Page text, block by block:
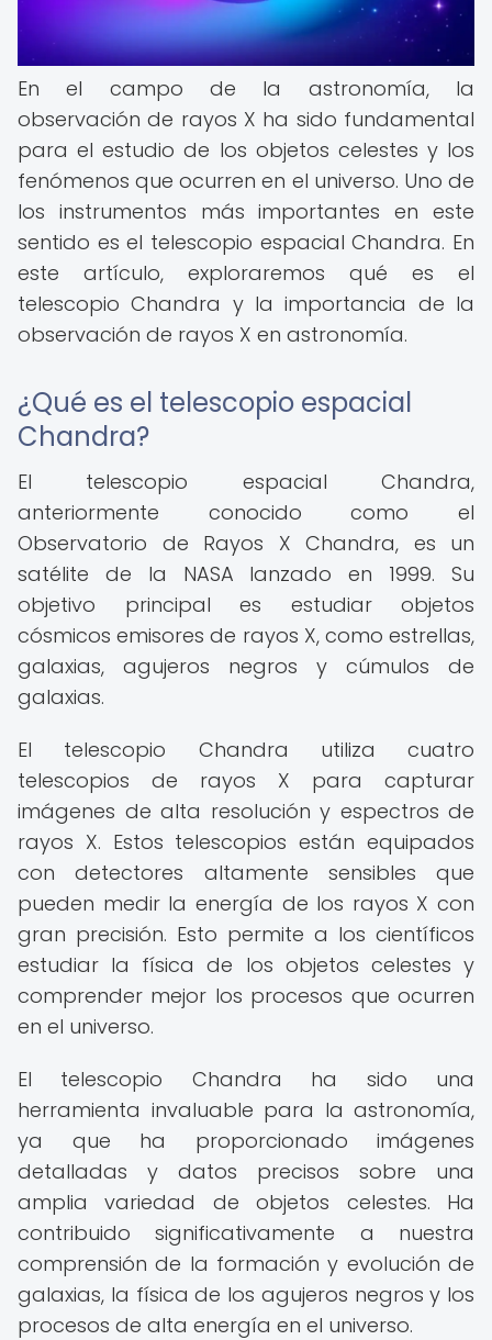
En el campo de la astronomía, la
observación de rayos X ha sido fundamental
para el estudio de los objetos celestes y los
fenómenos que ocurren en el universo. Uno de
los instrumentos más importantes en este
sentido es el telescopio espacial Chandra. En
este artículo, exploraremos qué es el
telescopio Chandra y la importancia de la
observación de rayos X en astronomía.
¿Qué es el telescopio espacial
Chandra?
El telescopio espacial Chandra,
anteriormente conocido como el
Observatorio de Rayos X Chandra, es un
satélite de la NASA lanzado en 1999. Su
objetivo principal es estudiar objetos
cósmicos emisores de rayos X, como estrellas,
galaxias, agujeros negros y cúmulos de
galaxias.
El telescopio Chandra utiliza cuatro
telescopios de rayos X para capturar
imágenes de alta resolución y espectros de
rayos X. Estos telescopios están equipados
con detectores altamente sensibles que
pueden medir la energía de los rayos X con
gran precisión. Esto permite a los científicos
estudiar la física de los objetos celestes y
comprender mejor los procesos que ocurren
en el universo.
El telescopio Chandra ha sido una
herramienta invaluable para la astronomía,
ya que ha proporcionado imágenes
detalladas y datos precisos sobre una
amplia variedad de objetos celestes. Ha
contribuido significativamente a nuestra
comprensión de la formación y evolución de
galaxias, la física de los agujeros negros y los
procesos de alta energía en el universo.